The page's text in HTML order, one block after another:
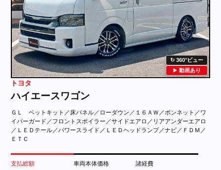
360°ビュー
動画あり
トヨタ
ハイエースワゴン
ＧＬ ベットキット／床パネル／ローダウン／１６ＡＷ／ボンネット／ワ
イパーガード／フロントスポイラー／サイドエアロ／リアアンダーエアロ
／ＬＥＤテール／パワースライド／ＬＥＤヘッドランプ／ナビ／ＦＤＭ／
ＥＴＣ
支払総額 車両本体価格 諸経費